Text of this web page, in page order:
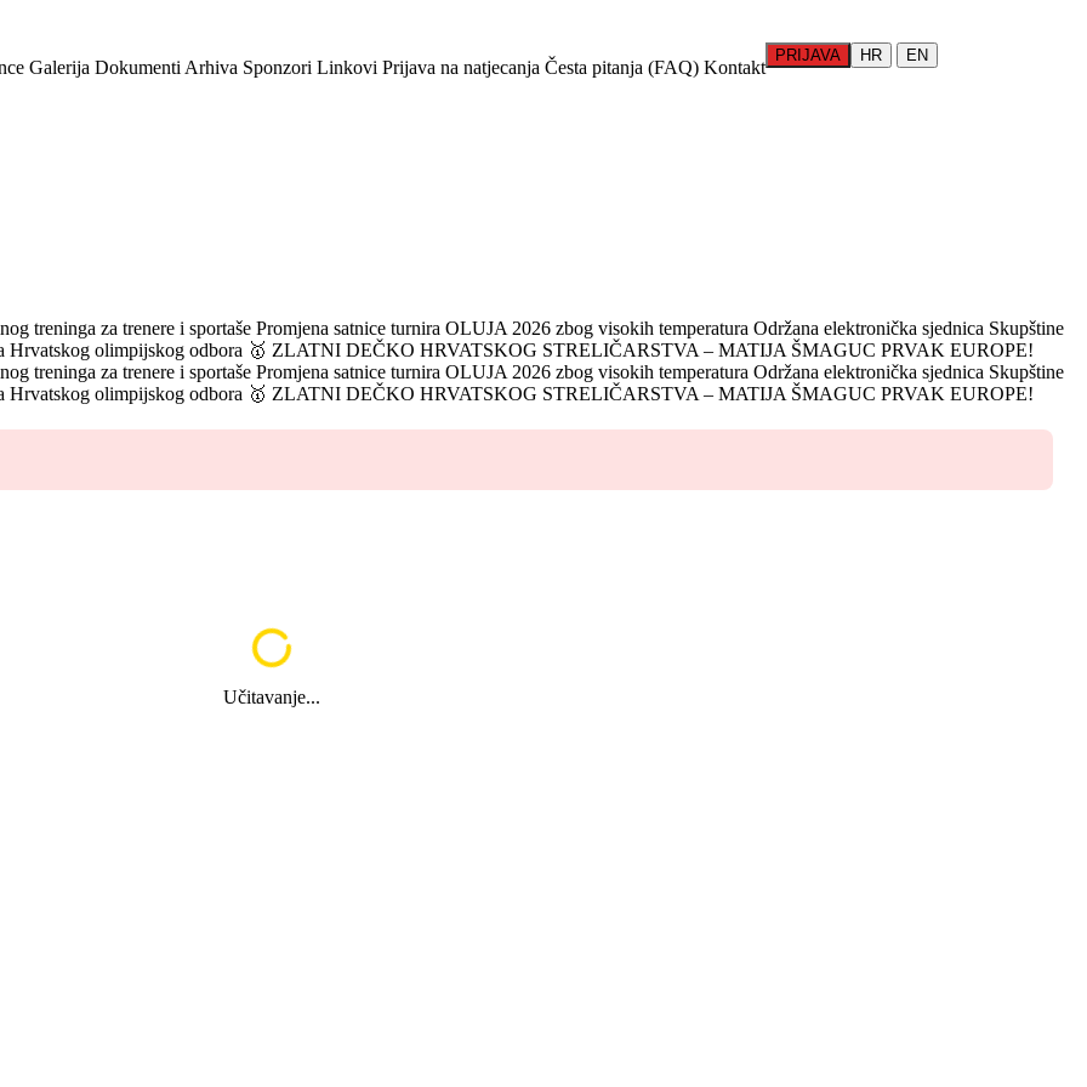
Galerija Dokumenti Arhiva Sponzori Linkovi Prijava na natjecanja Česta pitanja (FAQ) Kontakt
PRIJAVA HR EN
treninga za trenere i sportaše Promjena satnice turnira OLUJA 2026 zbog visokih temperatura Održana elektronička sjednica Skupštine
Hrvatskog olimpijskog odbora 🥇 ZLATNI DEČKO HRVATSKOG STRELIČARSTVA – MATIJA ŠMAGUC PRVAK EUROPE!
treninga za trenere i sportaše Promjena satnice turnira OLUJA 2026 zbog visokih temperatura Održana elektronička sjednica Skupštine
Hrvatskog olimpijskog odbora 🥇 ZLATNI DEČKO HRVATSKOG STRELIČARSTVA – MATIJA ŠMAGUC PRVAK EUROPE!
Učitavanje...